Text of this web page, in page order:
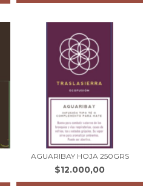
AGUARIBAY HOJA 250GRS
$12.000,00